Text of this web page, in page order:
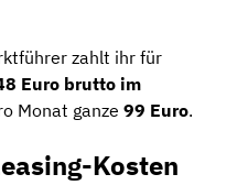
zahlt ihr für
Euro brutto im
Monat ganze 99 Euro.
Kosten